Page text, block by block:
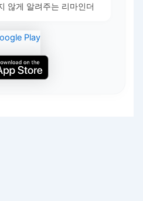
않게 알려주는 리마인더